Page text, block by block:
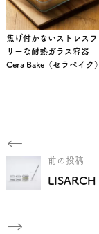
焦げ付かないストレスフ
リーな耐熱ガラス容器
Cera Bake（セラベイク）
前の投稿